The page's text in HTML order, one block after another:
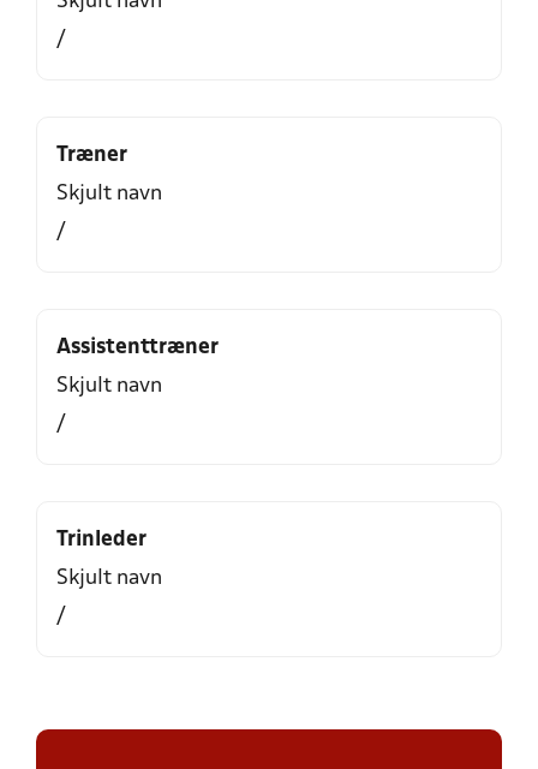
/
Træner
Skjult navn
/
Assistenttræner
Skjult navn
/
Trinleder
Skjult navn
/